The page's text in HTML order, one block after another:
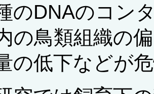
のDNAのコン
の鳥類組織の
の低下などが